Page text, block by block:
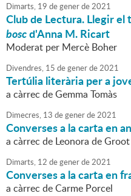
Dimarts, 19 degenerde2021
Club de Lectura. Llegir el
boscd'Anna M. Ricart
Moderat per Mercè Boher
Divendres, 15 degenerde2021
Tertúlia literària per a
a càrrec de Gemma Tomàs
Dimecres, 13 degenerde2021
Converses a la carta en
a càrrec de Leonora de
Dimarts, 12 degenerde2021
Converses a la carta en
a càrrec de Carme Porcel